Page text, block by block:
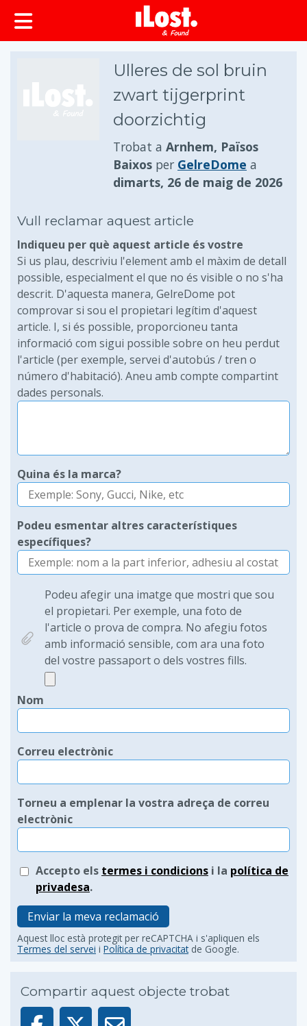
principal
Ulleres de sol bruin
zwart tijgerprint
doorzichtig
Trobat a Arnhem, Països
Baixos per GelreDome a
dimarts, 26 de maig de 2026
Vull reclamar aquest article
Indiqueu per què aquest article és vostre
Si us plau, descriviu l'element amb el màxim de detall
possible, especialment el que no és visible o no s'ha
descrit. D'aquesta manera, GelreDome pot
comprovar si sou el propietari legítim d'aquest
article. I, si és possible, proporcioneu tanta
informació com sigui possible sobre on heu perdut
l'article (per exemple, servei d'autobús / tren o
número d'habitació). Aneu amb compte compartint
dades personals.
Quina és la marca?
Podeu esmentar altres característiques
específiques?
Podeu afegir una imatge que mostri que sou
el propietari. Per exemple, una foto de
l'article o prova de compra. No afegiu fotos
amb informació sensible, com ara una foto
del vostre passaport o dels vostres fills.
Nom
Correu electrònic
Torneu a emplenar la vostra adreça de correu
electrònic
Accepto els termes i condicions i la política de
privadesa.
Enviar la meva reclamació
Aquest lloc està protegit per reCAPTCHA i s'apliquen els
Termes del servei i Política de privacitatde Google.
Compartir aquest objecte trobat